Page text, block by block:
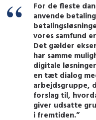
For de fleste
anvende
vores samfund
Det gælder
har samme
digitale
en tæt dialog
arbejdsgruppe,
forslag til,
giver udsatte
i fremtiden.”